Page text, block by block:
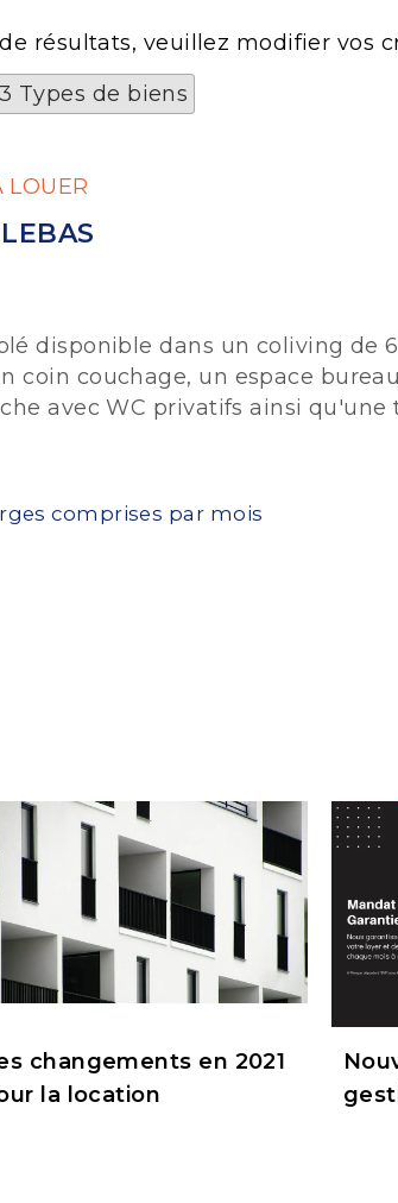
résultats, veuillez modifier vos
3 Types de biens
comprises par mois
LOUER
disponible dans un coliving de 6
coin couchage, un espace
avec WC privatifs ainsi qu'une
changements en 2021
la location